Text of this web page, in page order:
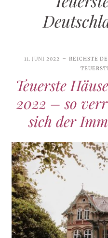
11. JUNI 2022 REICHSTE
Teuerste
2022 – so
sich der